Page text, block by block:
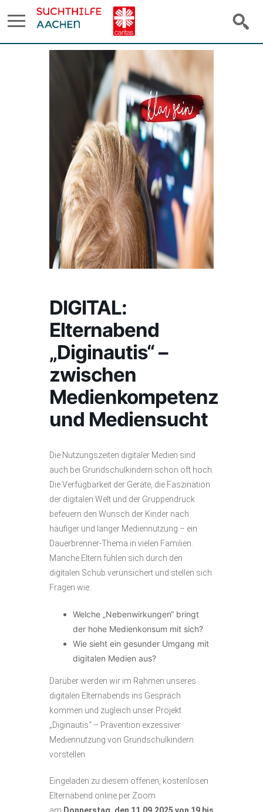
DIGITAL:
Elternabend
„Diginautis“ –
zwischen
Medienkompetenz
und Mediensucht
Die Nutzungszeiten digitaler Medien sind
auch bei Grundschulkindern schon oft hoch.
Die Verfügbarkeit der Geräte, die Faszination
der digitalen Welt und der Gruppendruck
befeuern den Wunsch der Kinder nach
häufiger und langer Mediennutzung – ein
Dauerbrenner-Thema in vielen Familien.
Manche Eltern fühlen sich durch den
digitalen Schub verunsichert und stellen sich
Fragen wie:
Welche „Nebenwirkungen“ bringt
der hohe Medienkonsum mit sich?
Wie sieht ein gesunder Umgang mit
digitalen Medien aus?
Darüber werden wir im Rahmen unseres
digitalen Elternabends ins Gespräch
kommen und zugleich unser Projekt
„Diginautis“ – Prävention exzessiver
Mediennutzung von Grundschulkindern
vorstellen.
Eingeladen zu diesem offenen, kostenlosen
Elternabend online per Zoom